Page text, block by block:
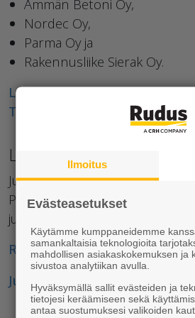
Ämmän Betoni Oy,
Nordec Oy,
Parma Oy ja
Rakennusliike Sierak Oy.
Lue lisää hankkeen
Tekla.com >
Lisätietoja Rudus Ämmän
Jukka Kyllönen, toimitusjohtaja
Puh. +358 44 019 6707
jukka.kyllonen(at)rudus.fi
Rudus Ämmän Betoni Oy
Julkisivuelementit
Ilmoitus
Evästeasetukset
Käytämme kumppaneidemme
samankaltaisia teknologioita
mahdollisen asiakaskokemuksen ja
sivustoa analytiikan avulla.
Hyväksymällä sallit evästeiden ja
tietojesi keräämiseen sekä
antaa suostumuksesi valikoiden